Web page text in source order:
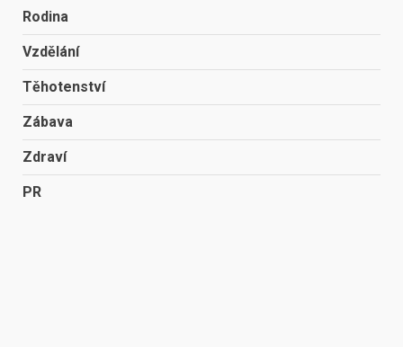
Rodina
Vzdělání
Těhotenství
Zábava
Zdraví
PR